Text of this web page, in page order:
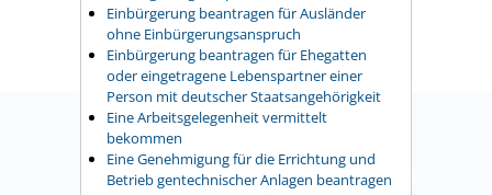
Einbürgerung beantragen für Ausländer
ohne Einbürgerungsanspruch
Einbürgerung beantragen für Ehegatten
oder eingetragene Lebenspartner einer
Person mit deutscher Staatsangehörigkeit
Eine Arbeitsgelegenheit vermittelt
bekommen
Eine Genehmigung für die Errichtung und
Betrieb gentechnischer Anlagen beantragen